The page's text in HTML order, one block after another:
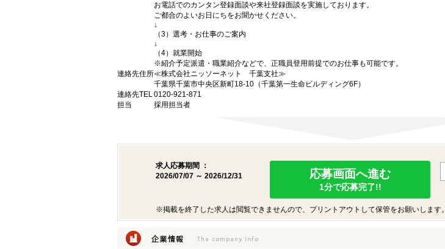
お電話でのカンタン登録面談や来社登録面談を実施しております。
ご都合のよいお日にちをお聞かせください。
↓
（3）選考・お仕事のご案内
↓
（4）就業開始
※紹介予定派遣・職業紹介などで、正職員登用前提でのお仕事も可能です。
連絡先住所≪株式会社ニッソーネット 千葉支社≫
千葉県千葉市中央区新町18-10（千葉第一生命ビルディング6F）
連絡先TEL0120-921-871
担当
採用担当者
求人応募期間 ：
2026/07/07 ～ 2026/12/31
応募画面へ進む
1分で応募完了!!
※掲載を終了した求人は閲覧できませんので、プリントアウトして保管をお願いします。